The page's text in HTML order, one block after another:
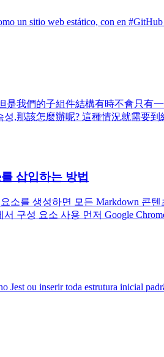
un sitio web estático, con en
我們的子組件結構有時不會只有
,那該怎麼辦呢? 這種情況就需要
삽입하는 방법
소를 생성하면 모든 Markdown
구성 요소 사용 먼저 Google
Jest ou inserir toda estrutura inicial